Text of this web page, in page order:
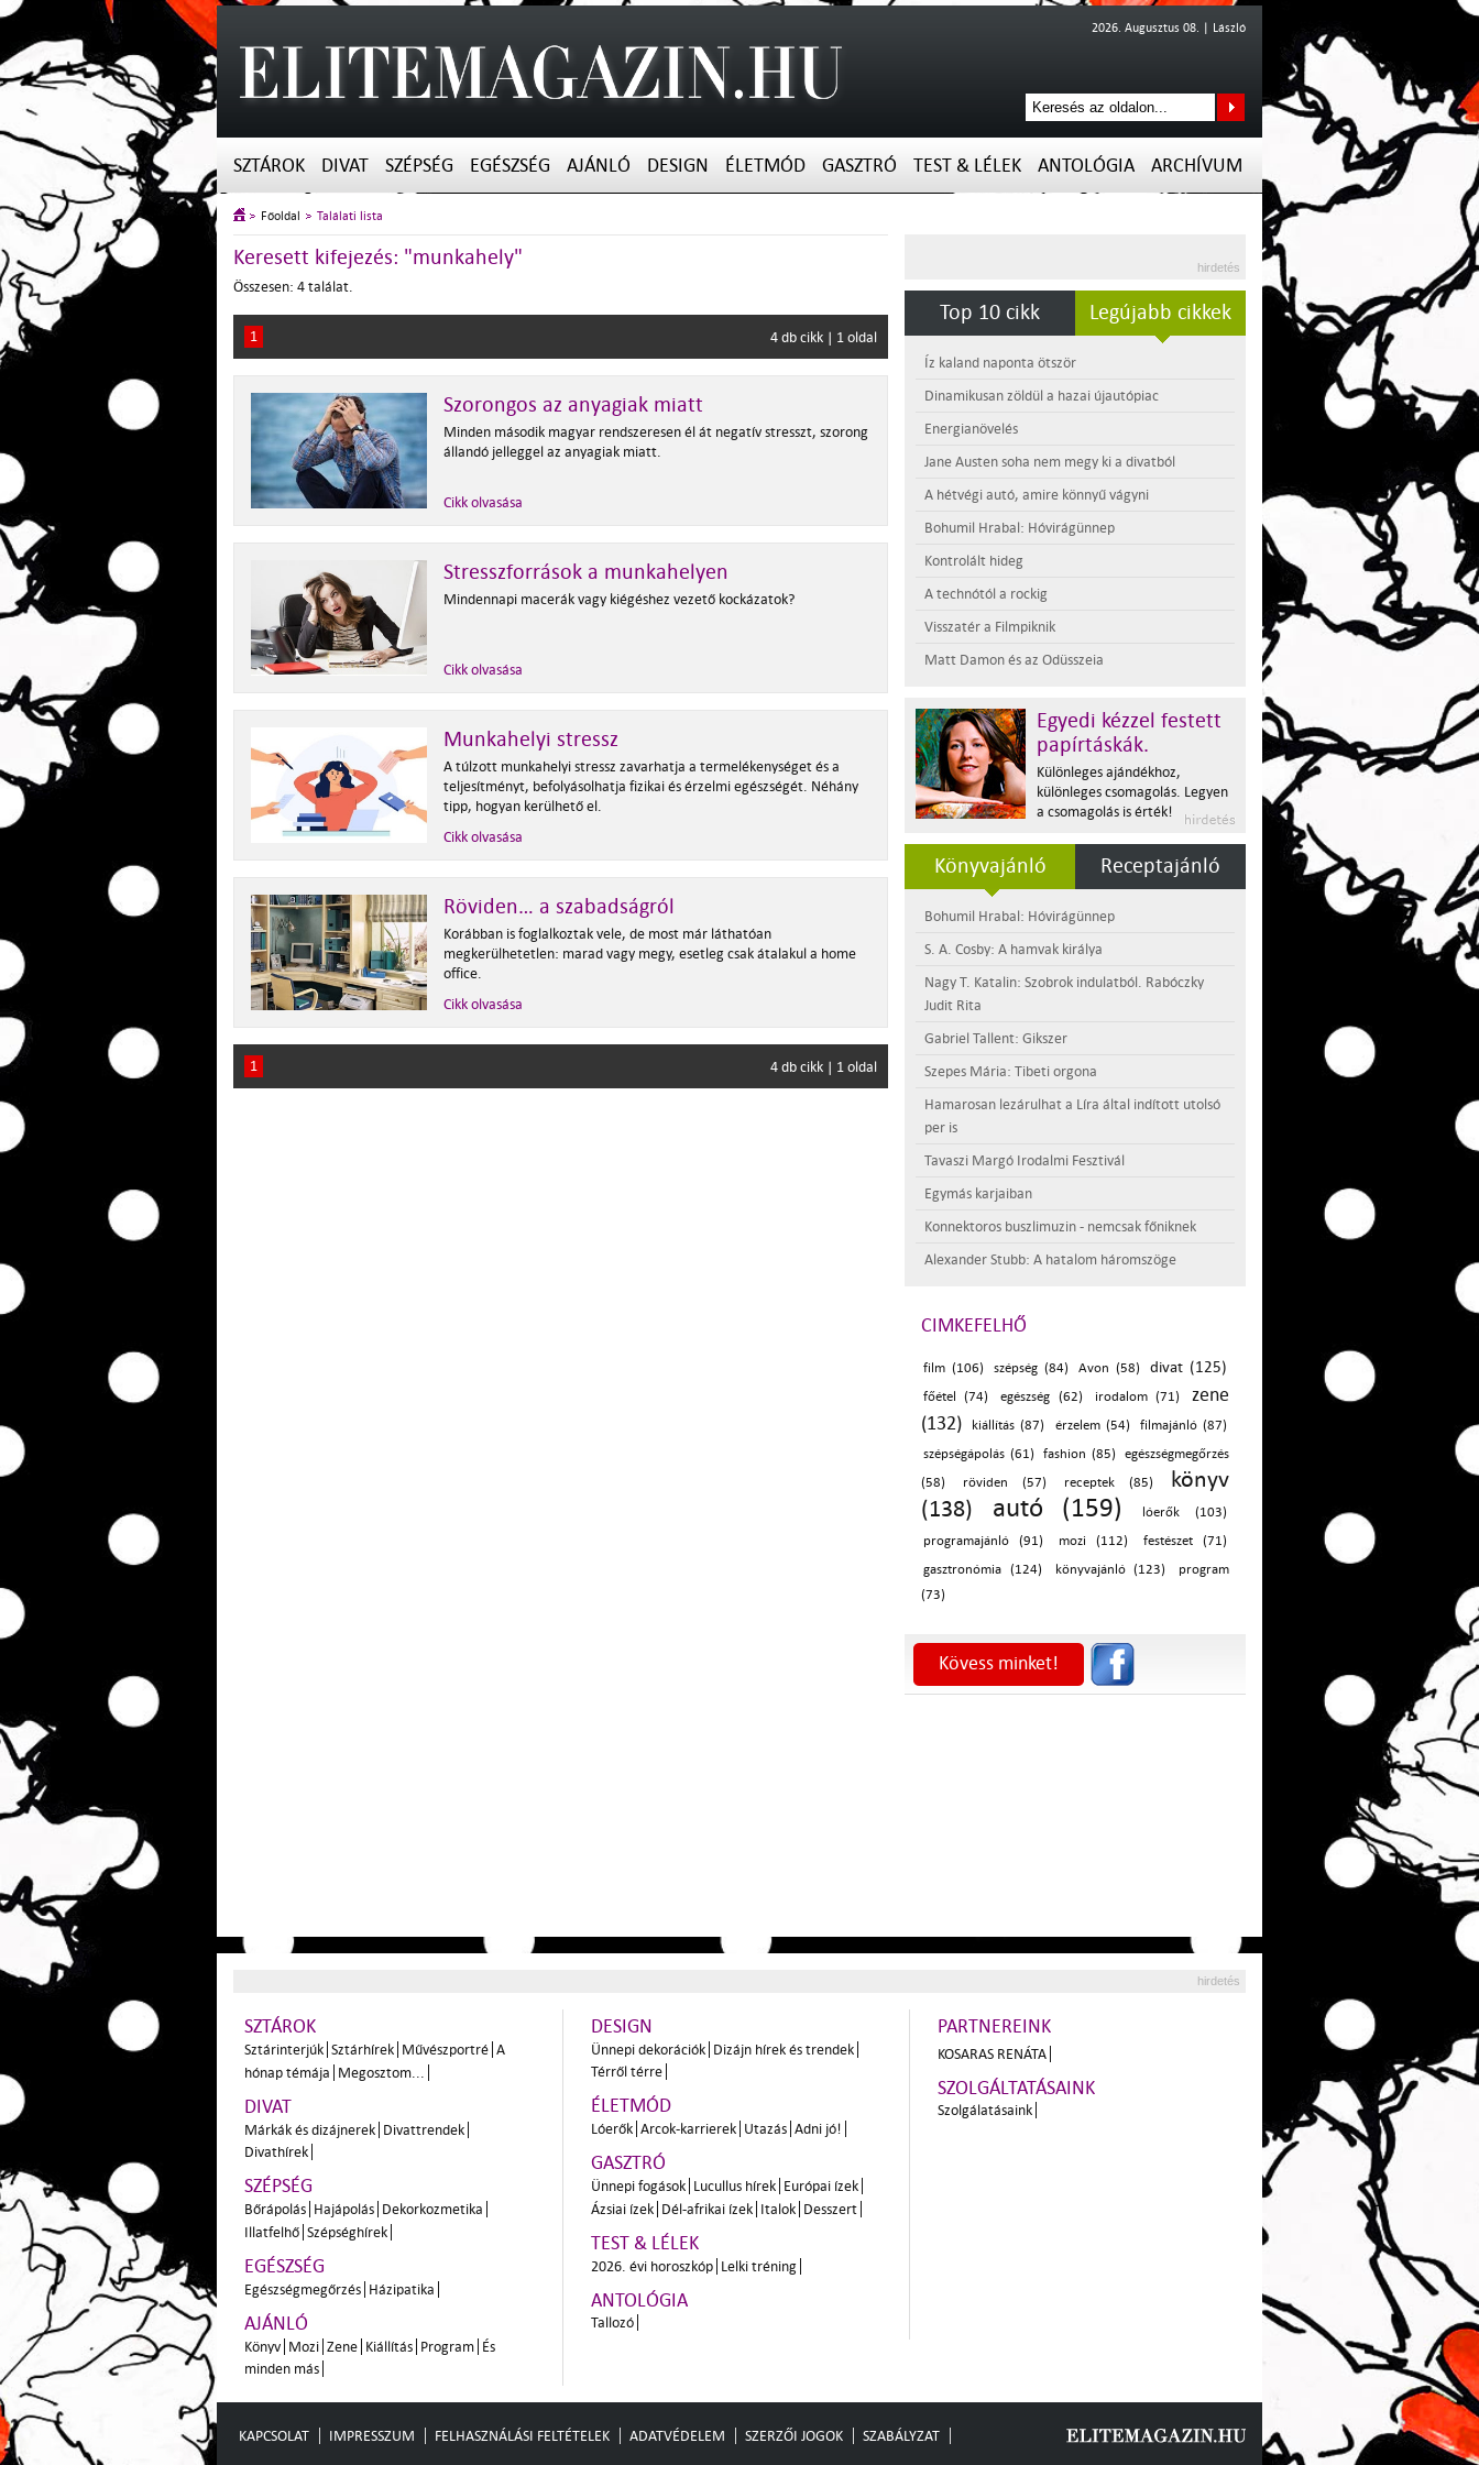
2026. Augusztus 08. | László
SZTÁROK DIVAT SZÉPSÉG EGÉSZSÉG AJÁNLÓ DESIGN ÉLETMÓD GASZTRÓ TEST & LÉLEK ANTOLÓGIA ARCHÍVUM
Főoldal Találati lista
Keresett kifejezés: "munkahely"
Összesen: 4 találat.
1 4 db cikk | 1 oldal
Szorongos az anyagiak miatt
Minden második magyar rendszeresen él át negatív stresszt, szorong
állandó jelleggel az anyagiak miatt.
Cikk olvasása
Stresszforrások a munkahelyen
Mindennapi macerák vagy kiégéshez vezető kockázatok?
Cikk olvasása
Munkahelyi stressz
A túlzott munkahelyi stressz zavarhatja a termelékenységet és a
teljesítményt, befolyásolhatja fizikai és érzelmi egészségét. Néhány
tipp, hogyan kerülhető el.
Cikk olvasása
Röviden… a szabadságról
Korábban is foglalkoztak vele, de most már láthatóan
megkerülhetetlen: marad vagy megy, esetleg csak átalakul a home
office.
Cikk olvasása
1 4 db cikk | 1 oldal
hirdetés
Top 10 cikk Legújabb cikkek
Íz kaland naponta ötször
Dinamikusan zöldül a hazai újautópiac
Energianövelés
Jane Austen soha nem megy ki a divatból
A hétvégi autó, amire könnyű vágyni
Bohumil Hrabal: Hóvirágünnep
Kontrolált hideg
A technótól a rockig
Visszatér a Filmpiknik
Matt Damon és az Odüsszeia
Egyedi kézzel festett
papírtáskák.
Különleges ajándékhoz,
különleges csomagolás. Legyen
a csomagolás is érték!
Könyvajánló Receptajánló
Bohumil Hrabal: Hóvirágünnep
S. A. Cosby: A hamvak királya
Nagy T. Katalin: Szobrok indulatból. Rabóczky
Judit Rita
Gabriel Tallent: Gikszer
Szepes Mária: Tibeti orgona
Hamarosan lezárulhat a Líra által indított utolsó
per is
Tavaszi Margó Irodalmi Fesztivál
Egymás karjaiban
Konnektoros buszlimuzin - nemcsak főniknek
Alexander Stubb: A hatalom háromszöge
CIMKEFELHŐ
film (106) szépség (84) Avon (58) divat (125)
főétel (74) egészség (62) irodalom (71)
zene
(132)
kiállítás (87) érzelem (54)
filmajánló (87)
szépségápolás (61)
fashion (85)
egészségmegőrzés
(58)
röviden (57) receptek (85)
könyv
(138)
autó (159)
lóerők (103)
programajánló (91)
mozi (112)
festészet (71)
gasztronómia (124)
könyvajánló (123)
program
(73)
Kövess minket!
hirdetés
SZTÁROK
Sztárinterjúk Sztárhírek Művészportré A
hónap témája Megosztom...
DIVAT
Márkák és dizájnerek Divattrendek
Divathírek
SZÉPSÉG
Bőrápolás Hajápolás Dekorkozmetika
Illatfelhő Szépséghírek
EGÉSZSÉG
Egészségmegőrzés Házipatika
AJÁNLÓ
Könyv Mozi Zene Kiállítás Program És
minden más
DESIGN
Ünnepi dekorációk Dizájn hírek és trendek
Térről térre
ÉLETMÓD
Lóerők Arcok-karrierek Utazás Adni jó!
GASZTRÓ
Ünnepi fogások Lucullus hírek Európai ízek
Ázsiai ízek Dél-afrikai ízek Italok Desszert
TEST & LÉLEK
2026. évi horoszkóp Lelki tréning
ANTOLÓGIA
Tallozó
PARTNEREINK
KOSARAS RENÁTA
SZOLGÁLTATÁSAINK
Szolgálatásaink
KAPCSOLAT IMPRESSZUM FELHASZNÁLÁSI FELTÉTELEK ADATVÉDELEM SZERZŐI JOGOK SZABÁLYZAT